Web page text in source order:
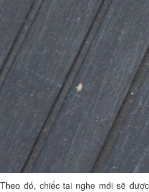
Theo đó, chiếc tai nghe mới sẽ